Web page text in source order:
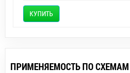
КУПИТЬ
ПРИМЕНЯЕМОСТЬ ПО СХЕМАМ